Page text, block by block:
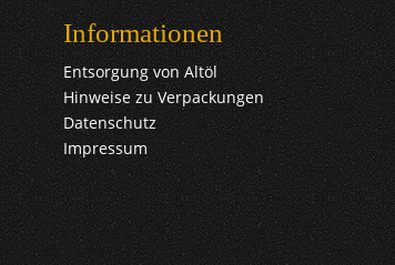
Informationen
Entsorgung von Altöl
Hinweise zu Verpackungen
Datenschutz
Impressum